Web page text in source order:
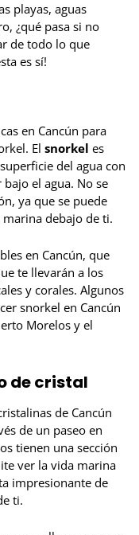
playas, aguas
¿qué pasa si no
de todo lo que
es sí!
en Cancún para
El snorkel es
del agua con
el agua. No se
ya que se puede
debajo de ti.
en Cancún, que
te llevarán a los
y corales. Algunos
snorkel en Cancún
Morelos y el
de cristal
de Cancún
de un paseo en
tienen una sección
ver la vida marina
impresionante de
ti.